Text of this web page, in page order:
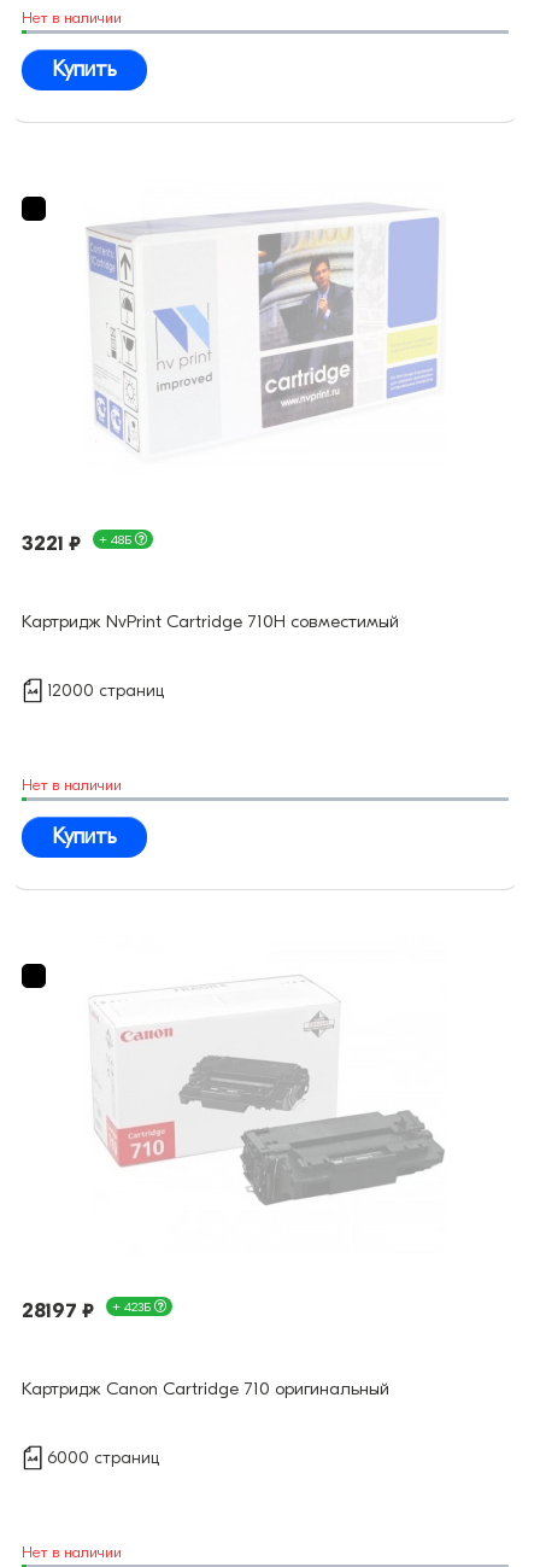
Нет в наличии
Купить
3221 ₽ + 48Б
Картридж NvPrint Cartridge 710H совместимый
12000 страниц
Нет в наличии
Купить
28197 ₽ + 423Б
Картридж Canon Cartridge 710 оригинальный
6000 страниц
Нет в наличии